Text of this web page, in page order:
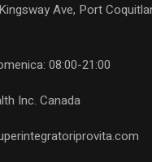
Ave, Port
08:00-21:00
Inc. Canada